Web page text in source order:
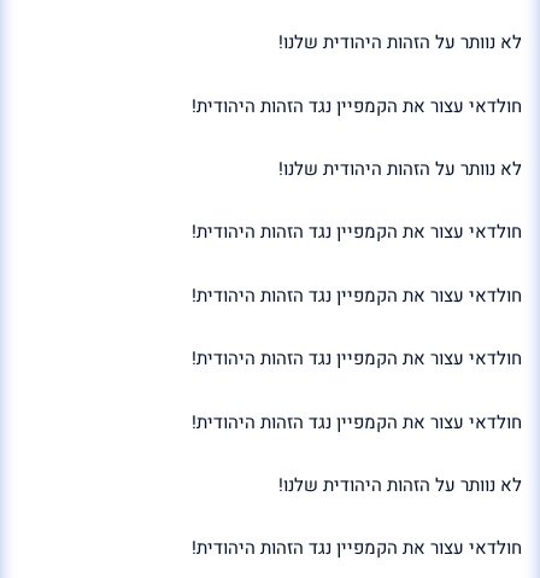
לא נוותר על הזהות היהודית שלנו!
חולדאי עצור את הקמפיין נגד הזהות היהודית!
לא נוותר על הזהות היהודית שלנו!
חולדאי עצור את הקמפיין נגד הזהות היהודית!
חולדאי עצור את הקמפיין נגד הזהות היהודית!
חולדאי עצור את הקמפיין נגד הזהות היהודית!
חולדאי עצור את הקמפיין נגד הזהות היהודית!
לא נוותר על הזהות היהודית שלנו!
חולדאי עצור את הקמפיין נגד הזהות היהודית!